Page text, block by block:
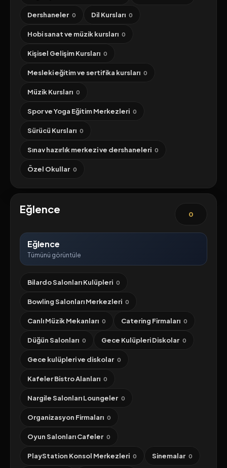
Dershaneler 0 Dil Kursları 0
Hobi sanat ve müzik kursları 0
Kişisel Gelişim Kursları 0
Mesleki eğitim ve sertifika kursları 0
Müzik Kursları 0
Spor ve Yoga Eğitim Merkezleri 0
Sürücü Kursları 0
Sınav hazırlık merkezi ve dershaneleri 0
Özel Okullar 0
Eğlence 0
Eğlence
Tümünü görüntüle
Bilardo Salonları Kulüpleri 0
Bowling Salonları Merkezleri 0
Canlı Müzik Mekanları 0 Catering Firmaları 0
Düğün Salonları 0 Gece Kulüpleri Diskolar 0
Gece kulüpleri ve diskolar 0
Kafeler Bistro Alanları 0
Nargile Salonları Loungeler 0
Organizasyon Firmaları 0
Oyun Salonları Cafeler 0
PlayStation Konsol Merkezleri 0 Sinemalar 0